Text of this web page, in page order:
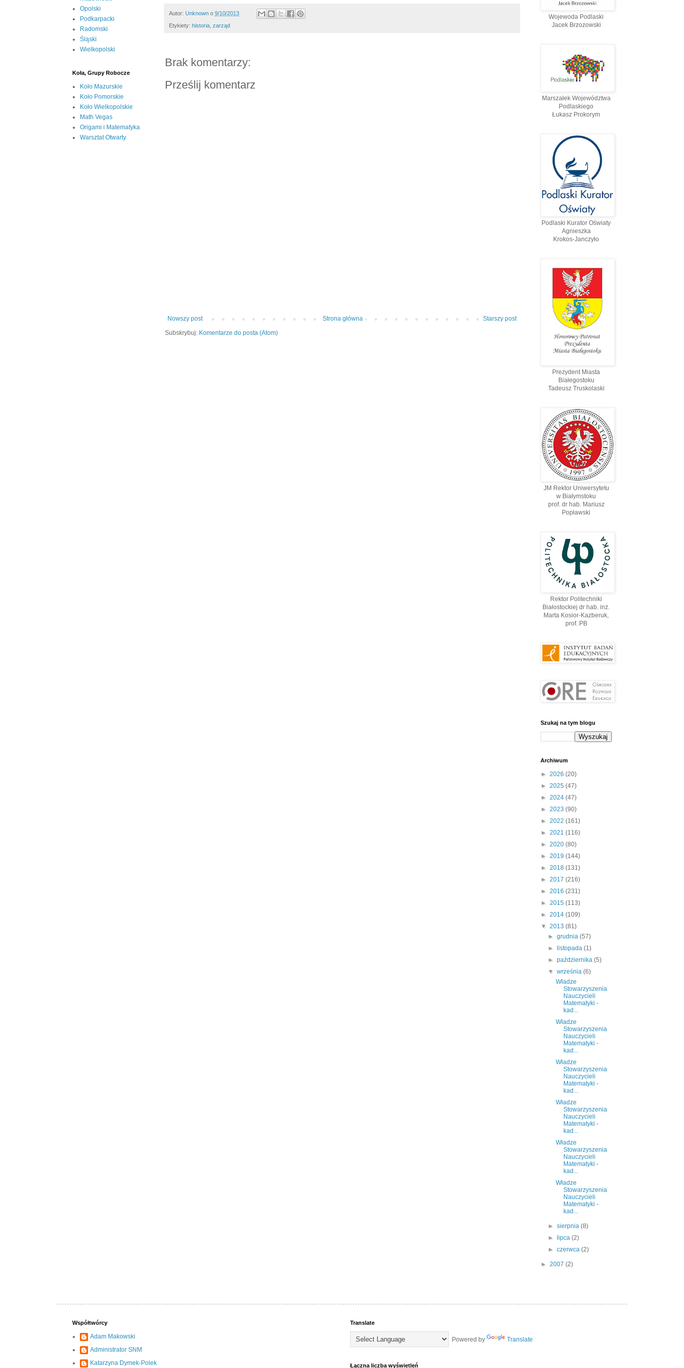
Autor: Unknown o 9/10/2013
Etykiety: historia zarząd
Brak komentarzy:
Prześlij komentarz
Nowszy post Starszy post
Strona główna
Subskrybuj: Komentarze do posta (Atom)
Opolski
Podkarpacki
Radomski
Śląski
Wielkopolski
Koła, Grupy Robocze
Koło Mazurskie
Koło Pomorskie
Koło Wielkopolskie
Math Vegas
Origami i Matematyka
Warsztat Otwarty
Wojewoda Podlaski
Jacek Brzozowski
Marszałek Województwa
Podlaskiego
Łukasz Prokorym
Podlaski Kurator Oświaty
Agnieszka
Krokos-Janczyło
Prezydent Miasta
Białegostoku
Tadeusz Truskolaski
JM Rektor Uniwersytetu
w Białymstoku
prof. dr hab. Mariusz
Popławski
Rektor Politechniki
Białostockiej dr hab. inż.
Marta Kosior-Kazberuk,
prof. PВ
Szukaj na tym blogu
Archiwum
► 2026 (20)
► 2025 (47)
► 2024 (47)
► 2023 (90)
► 2022 (161)
► 2021 (116)
► 2020 (80)
► 2019 (144)
► 2018 (131)
► 2017 (216)
► 2016 (231)
► 2015 (113)
► 2014 (109)
▼ 2013 (81)
►grudnia(57)
►
listopada(1)
►października(5)
▼września(6)
Władze
Stowarzyszenia
Nauczycieli
Matematyki -
kad...
Władze
Stowarzyszenia
Nauczycieli
Matematyki -
kad...
Władze
Stowarzyszenia
Nauczycieli
Matematyki -
kad...
Władze
Stowarzyszenia
Nauczycieli
Matematyki -
kad...
Władze
Stowarzyszenia
Nauczycieli
Matematyki -
kad...
Władze
Stowarzyszenia
Nauczycieli
Matematyki -
kad...
►sierpnia(8)
►
lipca(2)
►czerwca(2)
► 2007 (2)
Współtwórcy
Adam Makowski
Administrator SNM
Katarzyna Dymek-Polek
Translate
Powered by Translate
Łączna liczba wyświetleń